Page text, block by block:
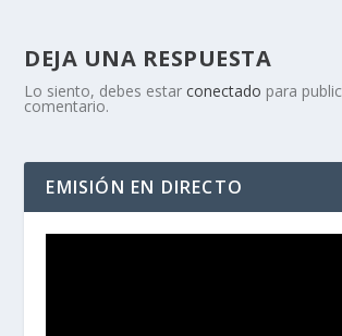
EMISIÓN EN DIRECTO